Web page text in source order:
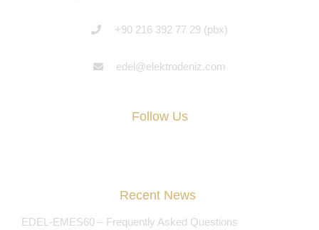
+90 216 392 77 29 (pbx)
edel@elektrodeniz.com
Follow Us
Recent News
EDEL-EMES60 – Frequently Asked Questions